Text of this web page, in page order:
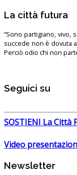
La città futura
“Sono partigiano, vivo,
succede non è dovuta
Perciò odio chi non
Seguici su
SOSTIENI La Città
Video
Newsletter